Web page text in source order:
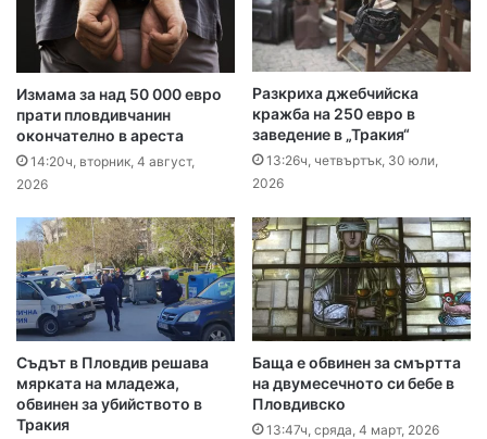
Измама за над 50 000 евро
прати пловдивчанин
окончателно в ареста
14:20ч, вторник, 4 август,
2026
Разкриха джебчийска
кражба на 250 евро в
заведение в „Тракия“
13:26ч, четвъртък, 30 юли,
2026
Съдът в Пловдив решава
мярката на младежа,
обвинен за убийството в
Тракия
Баща е обвинен за смъртта
на двумесечното си бебе в
Пловдивско
13:47ч, сряда, 4 март, 2026